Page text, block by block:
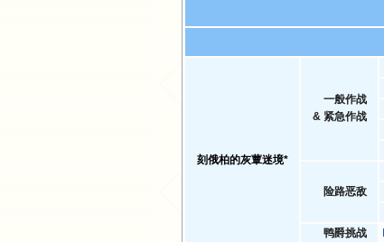
刻俄柏的灰蕈迷境*
一般作战
& 紧急作战
险路恶敌
鸭爵挑战